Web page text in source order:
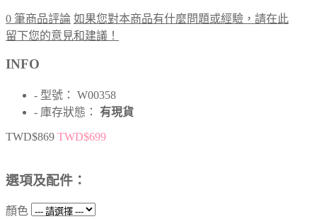
0 筆商品評論 如果您對本商品有什麼問題或經驗，請在此
留下您的意見和建議！
INFO
- 型號： W00358
- 庫存狀態：
有現貨
TWD$869 TWD$699
選項及配件：
顏色